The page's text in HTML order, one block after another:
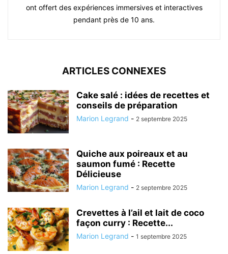
ont offert des expériences immersives et interactives
pendant près de 10 ans.
ARTICLES CONNEXES
Cake salé : idées de recettes et
conseils de préparation
Marion Legrand - 2 septembre 2025
Quiche aux poireaux et au
saumon fumé : Recette
Délicieuse
Marion Legrand - 2 septembre 2025
Crevettes à l’ail et lait de coco
façon curry : Recette...
Marion Legrand - 1 septembre 2025